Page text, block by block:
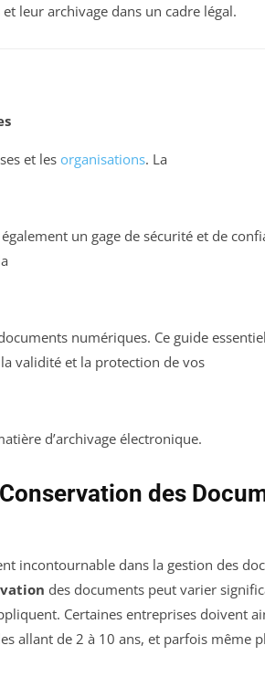
et leur archivage dans un cadre légal.
et les organisations. La
un gage de sécurité et de
numériques. Ce guide
validité et la protection de vos
d’archivage électronique.
des
incontournable dans la gestion des
des documents peut varier
Certaines entreprises doivent
allant de 2 à 10 ans, et parfois même